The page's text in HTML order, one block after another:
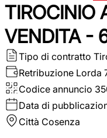
TIROCINIO
VENDITA -
Tipo di contratto
Retribuzione Lorda
Codice annuncio
Data di
Città Cosenza